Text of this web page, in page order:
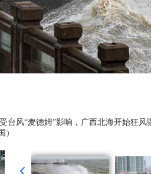
台风“麦德姆”影响，广西北海开始狂
）